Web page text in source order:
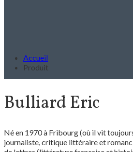
Accueil
Produit
Bulliard Eric
Né en 1970 à Fribourg (où il vit
journaliste, critique littéraire et